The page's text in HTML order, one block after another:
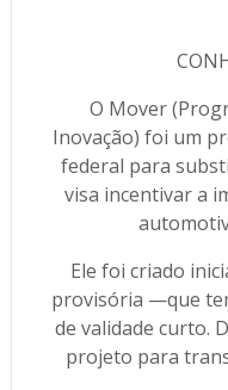
O Mover
Inovação) foi um
federal para
visa incentivar a
Ele foi criado
provisória —que
de validade curto.
projeto para